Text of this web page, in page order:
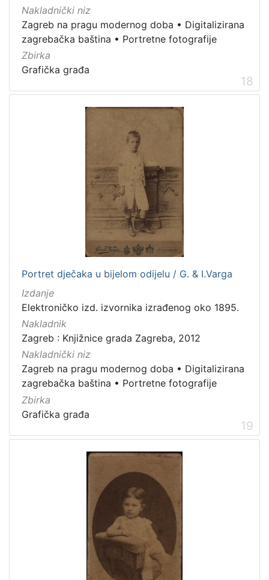
Nakladnički niz
Zagreb na pragu modernog doba • Digitalizirana
zagrebačka baština • Portretne fotografije
Zbirka
Grafička građa
18
Portret dječaka u bijelom odijelu / G. & I.Varga
Izdanje
Elektroničko izd. izvornika izrađenog oko 1895.
Nakladnik
Zagreb : Knjižnice grada Zagreba, 2012
Nakladnički niz
Zagreb na pragu modernog doba • Digitalizirana
zagrebačka baština • Portretne fotografije
Zbirka
Grafička građa
19